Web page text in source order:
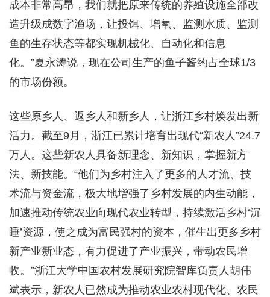
成本非常高昂，我们就把原来传统的养殖设施全部改
造升级成数字渔场，让投饵、增氧、监测水质、监测
鱼的生存状态等都实现机械化、自动化和信息
化。”夏永涛说，现在公司生产的鱼子酱约占全球1/3
的市场份额。
这些原乡人、返乡人和新乡人，让浙江乡村焕发出新
活力。截至9月，浙江已累计培育出现代“新农人”24.7
万人。这些新农人具备新理念、新知识，掌握新方
法、新技能。“他们为乡村注入了更多的人才流、技
术流与资金流，极大地增强了乡村发展的内生动能，
加速推动传统农业向现代农业转型，持续激活乡村‘沉
睡’资源，使之成为富民强村的资本，催生出更多乡村
新产业新业态，有力促进了产业振兴，带动农民增
收。”浙江大学中国农村发展研究院智库负责人胡伟
斌表示，新农人已然成为推动农业农村现代化、农民